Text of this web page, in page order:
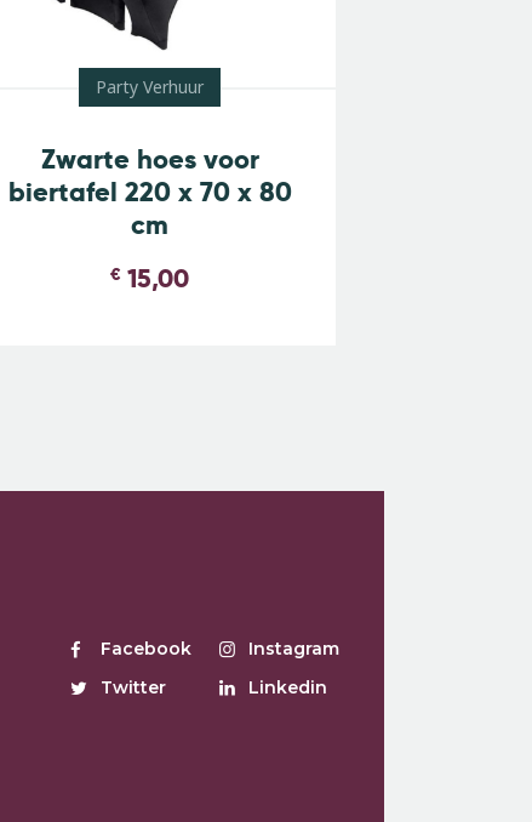
Party Verhuur
Zwarte hoes voor
biertafel 220 x 70 x 80
cm
€ 15,00
Facebook
Instagram
Twitter
Linkedin